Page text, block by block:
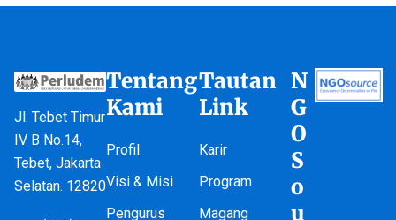
Jl. Tebet Timur
IV B No.14,
Tebet, Jakarta
Selatan. 12820
Tentang
Kami
Profil
Visi & Misi
Pengurus
Tautan
Link
Karir
Program
Magang
N
G
O
S
o
u